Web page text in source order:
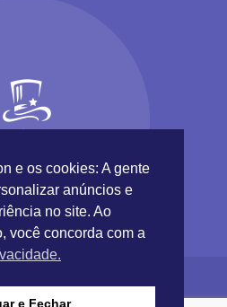
e os cookies: A gente
anúncios e
no site. Ao
você concorda com a
e Fechar